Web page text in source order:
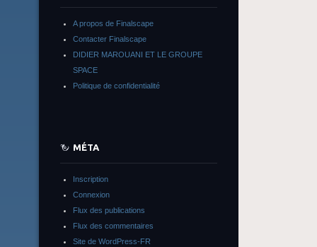
A propos de Finalscape
Contacter Finalscape
DIDIER MAROUANI ET LE GROUPE
SPACE
Politique de confidentialité
MÉTA
Inscription
Connexion
Flux des publications
Flux des commentaires
Site de WordPress-FR